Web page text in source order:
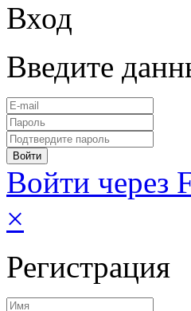
Вход
Введите
Войти через
×
Регистрация